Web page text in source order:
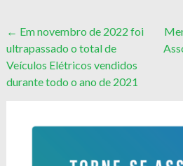
Post
navigation
← Em novembro de 2022 foi
ultrapassado o total de
Veículos Elétricos vendidos
durante todo o ano de 2021